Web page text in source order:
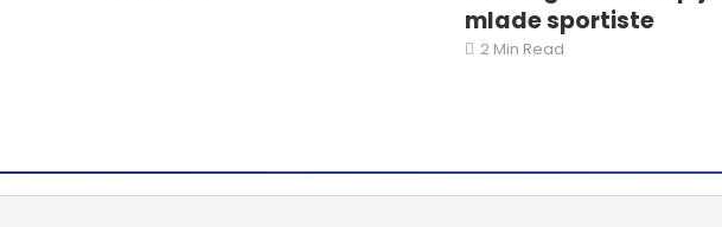
mlade sportiste
2 Min Read